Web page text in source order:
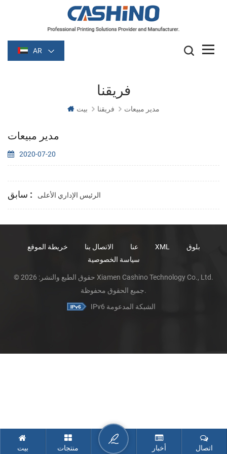
AR
فريقنا
بيت فريقنا مدير مبيعات
مدير مبيعات
2020-07-20
سابق : الرئيس الإداري الأعلى
عنا الاتصال بنا خريطة الموقع XML
بلوق
سياسة الخصوصية
© حقوق الطبع والنشر: 2026 Xiamen Cashino Technology Co., Ltd.
جميع الحقوق محفوظة.
IPv6 الشبكة المدعومة
بيت منتجات أخبار اتصال